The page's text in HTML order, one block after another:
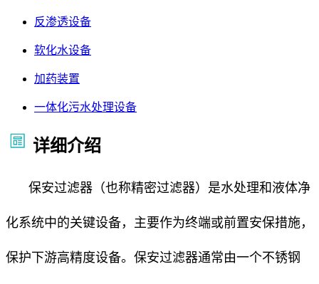
反渗透设备
软化水设备
加药装置
一体化污水处理设备
详细介绍
保安过滤器（也称精密过滤器）是水处理和液体净
化系统中的关键设备，主要作为终端或前置安保措施，
保护下游高精度设备。保安过滤器通常由一个不锈钢